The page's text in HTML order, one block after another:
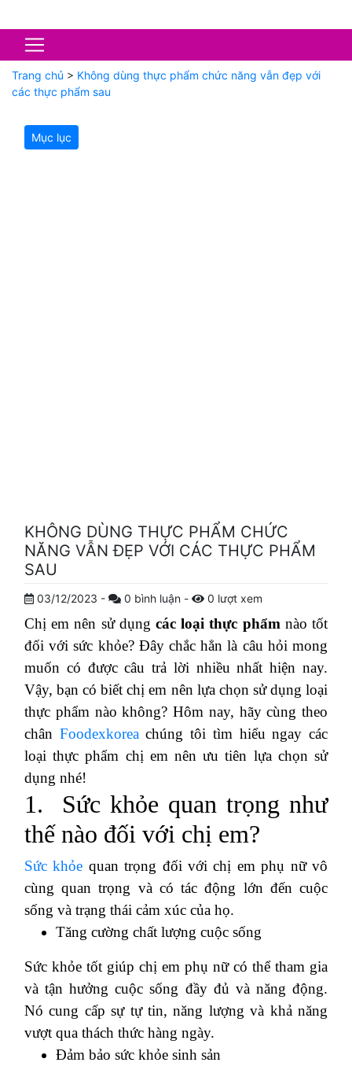
Trang chủ > Không dùng thực phẩm chức năng vẫn đẹp với
các thực phẩm sau
Mục lục
KHÔNG DÙNG THỰC PHẨM CHỨC
NĂNG VẪN ĐẸP VỚI CÁC THỰC PHẨM
SAU
03/12/2023 - 0 bình luận - 0 lượt xem
Chị em nên sử dụng các loại thực phẩm nào tốt
đối với sức khỏe? Đây chắc hẳn là câu hỏi mong
muốn có được câu trả lời nhiều nhất hiện nay.
Vậy, bạn có biết chị em nên lựa chọn sử dụng loại
thực phẩm nào không? Hôm nay, hãy cùng theo
chân Foodexkoreachúng tôi tìm hiểu ngay các
loại thực phẩm chị em nên ưu tiên lựa chọn sử
dụng nhé!
1. Sức khỏe quan trọng như
thế nào đối với chị em?
Sức khỏe quan trọng đối với chị em phụ nữ vô
cùng quan trọng và có tác động lớn đến cuộc
sống và trạng thái cảm xúc của họ.
Tăng cường chất lượng cuộc sống
Sức khỏe tốt giúp chị em phụ nữ có thể tham gia
và tận hưởng cuộc sống đầy đủ và năng động.
Nó cung cấp sự tự tin, năng lượng và khả năng
vượt qua thách thức hàng ngày.
Đảm bảo sức khỏe sinh sản